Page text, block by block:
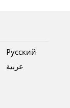
Pусский
عربية